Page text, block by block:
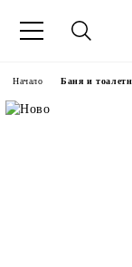
Начало Баня и